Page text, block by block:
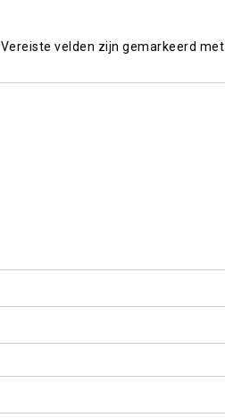
Vereiste velden zijn gemarkeerd met